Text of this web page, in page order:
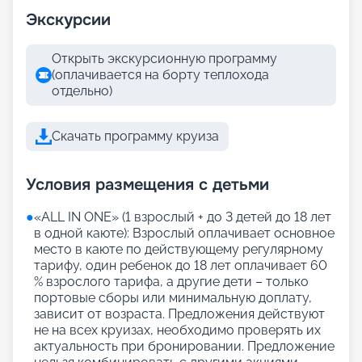
Экскурсии
Открыть экскурсионную программу
(оплачивается на борту теплохода
отдельно)
Скачать программу круиза
Условия размещения с детьми
●«АLL IN ONE» (1 взрослый + до 3 детей до 18 лет
в одной каюте): Взрослый оплачивает основное
место в каюте по действующему регулярному
тарифу, один ребенок до 18 лет оплачивает 60
% взрослого тарифа, а другие дети – только
портовые сборы или минимальную доплату,
зависит от возраста. Предложения действуют
не на всех круизах, необходимо проверять их
актуальность при бронировании. Предложение